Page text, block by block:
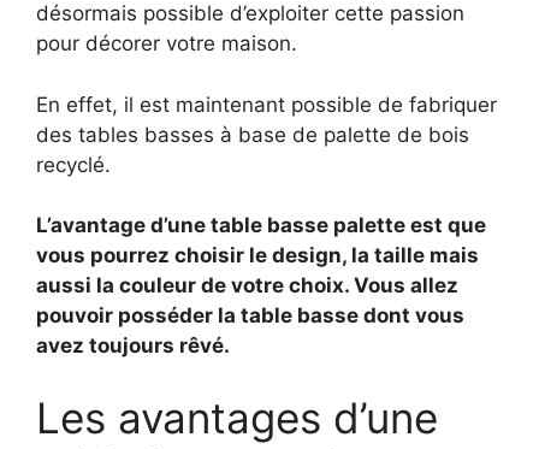
désormais possible d’exploiter cette passion
pour décorer votre maison.
En effet, il est maintenant possible de fabriquer
des tables basses à base de palette de bois
recyclé.
L’avantage d’une table basse palette est que
vous pourrez choisir le design, la taille mais
aussi la couleur de votre choix. Vous allez
pouvoir posséder la table basse dont vous
avez toujours rêvé.
Les avantages d’une